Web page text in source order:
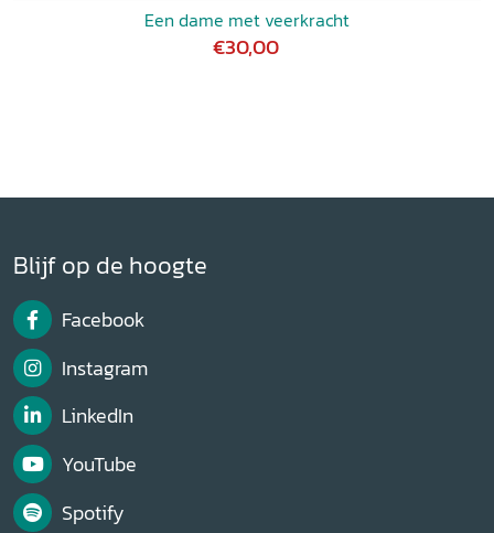
Een dame met veerkracht
€30,00
Blijf op de hoogte
Facebook
Instagram
LinkedIn
YouTube
Spotify